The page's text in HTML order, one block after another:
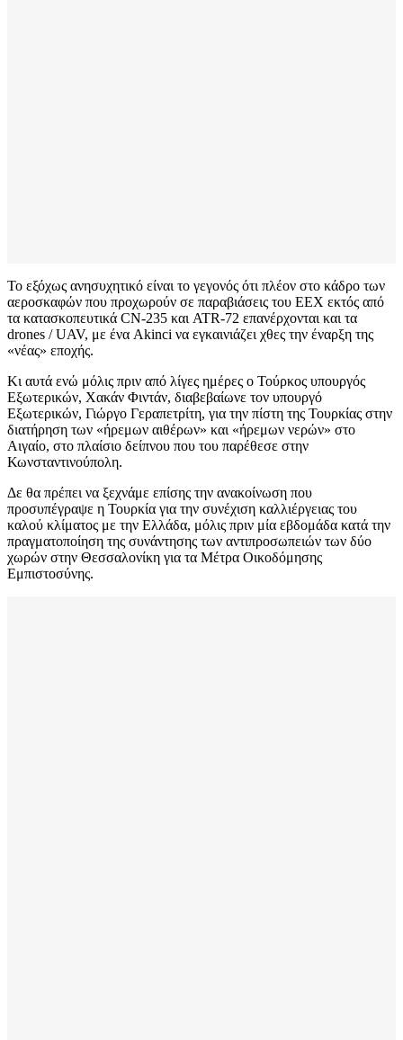
Το εξόχως ανησυχητικό είναι το γεγονός ότι πλέον στο κάδρο των
αεροσκαφών που προχωρούν σε παραβιάσεις του ΕΕΧ εκτός από
τα κατασκοπευτικά CN-235 και ATR-72 επανέρχονται και τα
drones / UAV, με ένα Akinci να εγκαινιάζει χθες την έναρξη της
«νέας» εποχής.
Κι αυτά ενώ μόλις πριν από λίγες ημέρες ο Τούρκος υπουργός
Εξωτερικών, Χακάν Φιντάν, διαβεβαίωνε τον υπουργό
Εξωτερικών, Γιώργο Γεραπετρίτη, για την πίστη της Τουρκίας στην
διατήρηση των «ήρεμων αιθέρων» και «ήρεμων νερών» στο
Αιγαίο, στο πλαίσιο δείπνου που του παρέθεσε στην
Κωνσταντινούπολη.
Δε θα πρέπει να ξεχνάμε επίσης την ανακοίνωση που
προσυπέγραψε η Τουρκία για την συνέχιση καλλιέργειας του
καλού κλίματος με την Ελλάδα, μόλις πριν μία εβδομάδα κατά την
πραγματοποίηση της συνάντησης των αντιπροσωπειών των δύο
χωρών στην Θεσσαλονίκη για τα Μέτρα Οικοδόμησης
Εμπιστοσύνης.